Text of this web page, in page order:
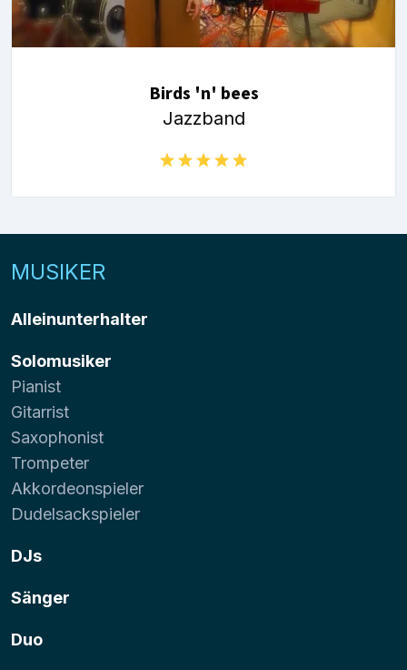
Birds 'n' bees
Jazzband
MUSIKER
Alleinunterhalter
Solomusiker
Pianist
Gitarrist
Saxophonist
Trompeter
Akkordeonspieler
Dudelsackspieler
DJs
Sänger
Duo